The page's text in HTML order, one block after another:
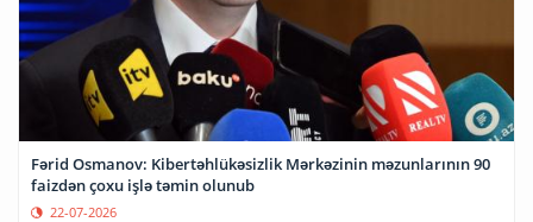
Fərid Osmanov: Kibertəhlükəsizlik Mərkəzinin məzunlarının 90
faizdən çoxu işlə təmin olunub
22-07-2026